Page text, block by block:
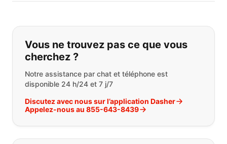
Si vous ne trouvez pas ce que vous
Vous ne trouvez pas ce que vous
cherchez ?
Notre assistance par chat et téléphone est
disponible 24 h/24 et 7 j/7
Discutez avec nous sur l’application Dasher
Appelez-nous au 855-643-8439